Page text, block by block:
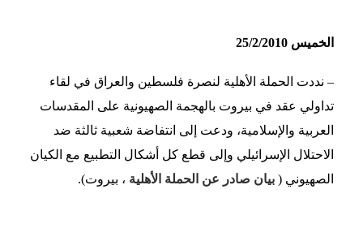
الخميس 25/2/2010
– نددت الحملة الأهلية لنصرة فلسطين والعراق في لقاء
تداولي عقد في بيروت بالهجمة الصهيونية على المقدسات
العربية والإسلامية، ودعت إلى انتفاضة شعبية ثالثة ضد
الاحتلال الإسرائيلي وإلى قطع كل أشكال التطبيع مع الكيان
الصهيوني ( بيان صادر عن الحملة الأهلية ، بيروت).